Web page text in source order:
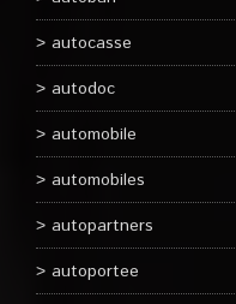
autocasse
autodoc
automobile
automobiles
autopartners
autoportee